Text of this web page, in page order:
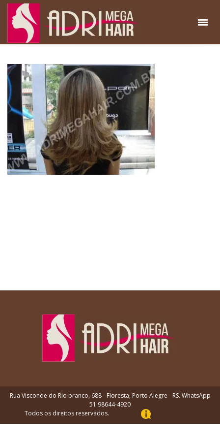
Rua Visconde do Rio branco, 688 - Floresta, Porto Alegre - RS. WhatsApp
51 98644-4920
Todos os direitos reservados.